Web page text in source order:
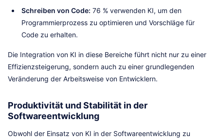
Schreiben von Code: 76 % verwenden KI, um den
Programmierprozess zu optimieren und Vorschläge für
Code zu erhalten.
Die Integration von KI in diese Bereiche führt nicht nur zu einer
Effizienzsteigerung, sondern auch zu einer grundlegenden
Veränderung der Arbeitsweise von Entwicklern.
Produktivität und Stabilität in der
Softwareentwicklung
Obwohl der Einsatz von KI in der Softwareentwicklung zu